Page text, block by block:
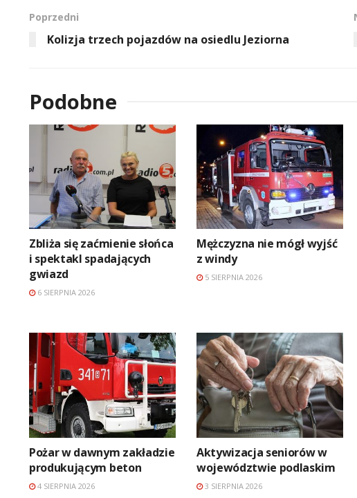
Poprzedni
Kolizja trzech pojazdów na osiedlu Jeziorna
Podobne
Zbliża się zaćmienie słońca
i spektakl spadających
gwiazd
6 SIERPNIA 2026
Mężczyzna nie mógł wyjść
z windy
5 SIERPNIA 2026
Pożar w dawnym zakładzie
produkującym beton
4 SIERPNIA 2026
Aktywizacja seniorów w
województwie podlaskim
3 SIERPNIA 2026